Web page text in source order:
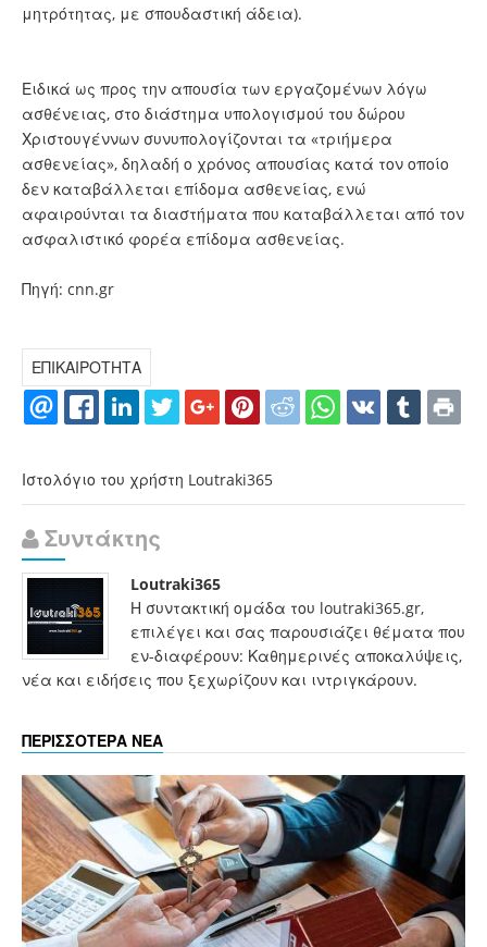
μητρότητας, με σπουδαστική άδεια).
Ειδικά ως προς την απουσία των εργαζομένων λόγω
ασθένειας, στο διάστημα υπολογισμού του δώρου
Χριστουγέννων συνυπολογίζονται τα «τριήμερα
ασθενείας», δηλαδή ο χρόνος απουσίας κατά τον οποίο
δεν καταβάλλεται επίδομα ασθενείας, ενώ
αφαιρούνται τα διαστήματα που καταβάλλεται από τον
ασφαλιστικό φορέα επίδομα ασθενείας.
Πηγή: cnn.gr
ΕΠΙΚΑΙΡΟΤΗΤΑ
Ιστολόγιο του χρήστη Loutraki365
Συντάκτης
Loutraki365
Η συντακτική ομάδα του loutraki365.gr,
επιλέγει και σας παρουσιάζει θέματα που
εν-διαφέρουν: Καθημερινές αποκαλύψεις,
νέα και ειδήσεις που ξεχωρίζουν και ιντριγκάρουν.
ΠΕΡΙΣΣΟΤΕΡΑ ΝΕΑ